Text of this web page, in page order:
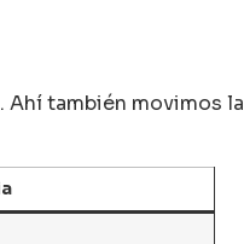
Ahí también movimos la